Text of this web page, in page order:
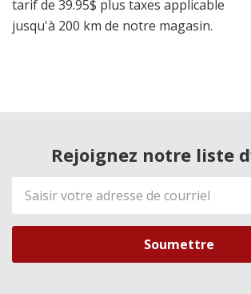
tarif de 39.95$ plus taxes applicable
jusqu'à 200 km de notre magasin.
Rejoignez notre liste
Adresse
de
courriel